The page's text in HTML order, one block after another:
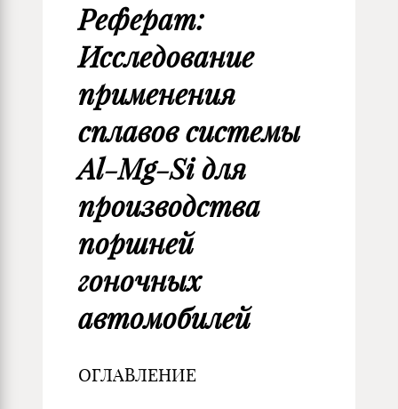
Реферат:
Исследование
применения
сплавов системы
Al-Mg-Si для
производства
поршней
гоночных
автомобилей
ОГЛАВЛЕНИЕ